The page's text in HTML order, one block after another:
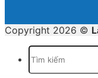
Copyright 2026 ©
Tìm
kiếm: